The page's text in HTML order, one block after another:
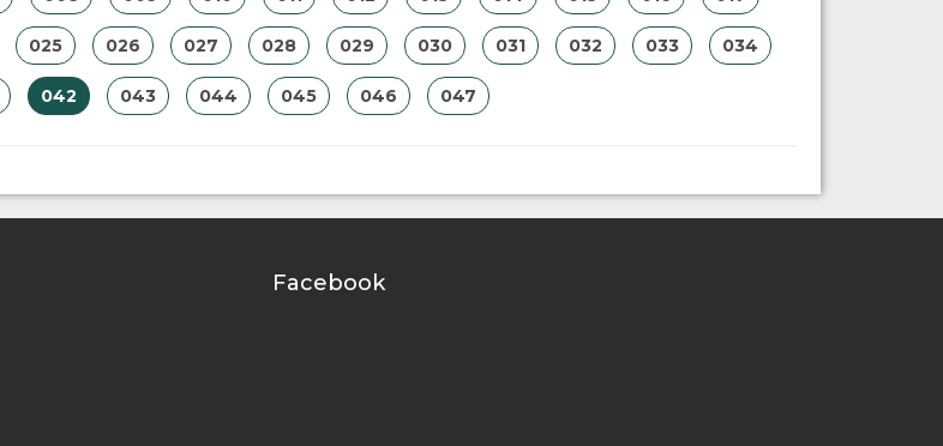
025 026 027 028 029 030 031 032 033 034
042 043 044 045 046 047
Facebook